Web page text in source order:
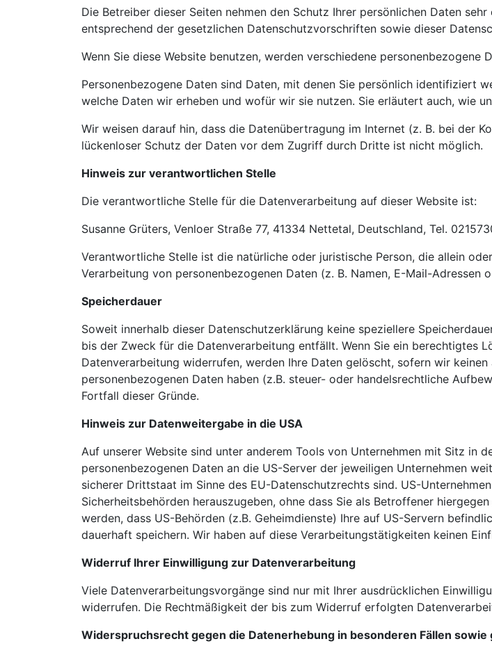
Die Betreiber dieser Seiten nehmen den Schutz Ihrer persönlichen Daten
entsprechend der gesetzlichen Datenschutzvorschriften sowie dieser
Wenn Sie diese Website benutzen, werden verschiedene personenbezogene
Personenbezogene Daten sind Daten, mit denen Sie persönlich identifiziert
welche Daten wir erheben und wofür wir sie nutzen. Sie erläutert auch, wie
Wir weisen darauf hin, dass die Datenübertragung im Internet (z. B. bei der
lückenloser Schutz der Daten vor dem Zugriff durch Dritte ist nicht möglich.
Hinweis zur verantwortlichen Stelle
Die verantwortliche Stelle für die Datenverarbeitung auf dieser Website ist:
Susanne Grüters, Venloer Straße 77, 41334 Nettetal, Deutschland, Tel.
Verantwortliche Stelle ist die natürliche oder juristische Person, die allein
Verarbeitung von personenbezogenen Daten (z. B. Namen, E-Mail-Adressen
Speicherdauer
Soweit innerhalb dieser Datenschutzerklärung keine speziellere
bis der Zweck für die Datenverarbeitung entfällt. Wenn Sie ein berechtigtes
Datenverarbeitung widerrufen, werden Ihre Daten gelöscht, sofern wir
personenbezogenen Daten haben (z.B. steuer- oder handelsrechtliche
Fortfall dieser Gründe.
Hinweis zur Datenweitergabe in die USA
Auf unserer Website sind unter anderem Tools von Unternehmen mit Sitz in
personenbezogenen Daten an die US-Server der jeweiligen Unternehmen
sicherer Drittstaat im Sinne des EU-Datenschutzrechts sind. US-
Sicherheitsbehörden herauszugeben, ohne dass Sie als Betroffener
werden, dass US-Behörden (z.B. Geheimdienste) Ihre auf US-Servern
dauerhaft speichern. Wir haben auf diese Verarbeitungstätigkeiten keinen
Widerruf Ihrer Einwilligung zur Datenverarbeitung
Viele Datenverarbeitungsvorgänge sind nur mit Ihrer ausdrücklichen
widerrufen. Die Rechtmäßigkeit der bis zum Widerruf erfolgten
Widerspruchsrecht gegen die Datenerhebung in besonderen Fällen sowie